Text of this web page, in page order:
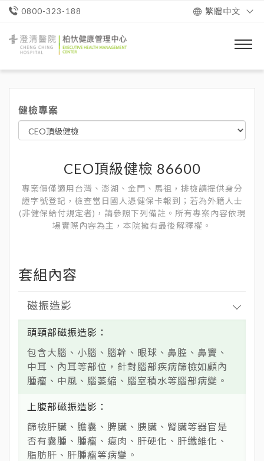
0800-323-188 繁體中文
清
院
健檢專案
CEO頂級健檢 86600
磁振造影
頭頸部磁振造影
包含大腦、小腦、腦幹、眼球、鼻腔、鼻竇、
中耳、內耳等部位，針對腦部疾病篩檢如顱內
腫瘤、中風、腦萎縮、腦室積水等腦部病變。
上腹部磁振造影
篩檢肝臟、膽囊、脾臟、胰臟、腎臟等器官是
否有囊腫、腫瘤、瘜肉、肝硬化、肝纖維化、
脂肪肝、肝腫瘤等病變。